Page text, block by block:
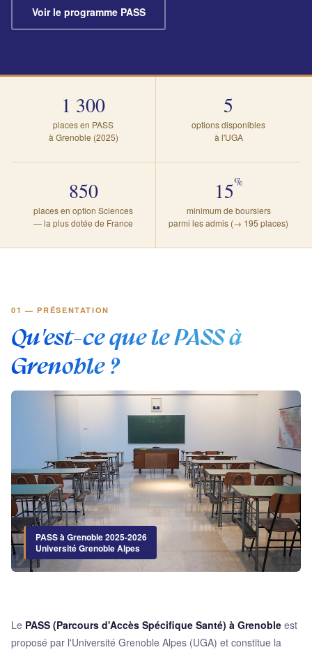
Voir le programme PASS
1 300
places en PASS
à Grenoble (2025)
5
options disponibles
à l'UGA
850
places en option Sciences
— la plus dotée de France
15%
minimum de boursiers
parmi les admis (→ 195 places)
01 — PRÉSENTATION
Qu'est-ce que le PASS à
Grenoble ?
Le PASS (Parcours d'Accès Spécifique Santé) à Grenoble est
proposé par l'Université Grenoble Alpes (UGA) et constitue la
PASS à Grenoble 2025-2026
Université Grenoble Alpes